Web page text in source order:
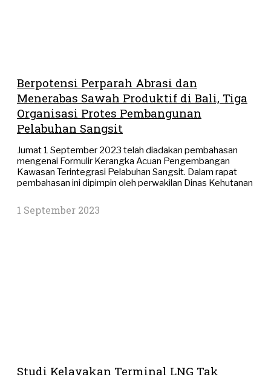
Berpotensi Perparah Abrasi dan
Menerabas Sawah Produktif di Bali, Tiga
Organisasi Protes Pembangunan
Pelabuhan Sangsit
Jumat 1 September 2023 telah diadakan pembahasan
mengenai Formulir Kerangka Acuan Pengembangan
Kawasan Terintegrasi Pelabuhan Sangsit. Dalam rapat
pembahasan ini dipimpin oleh perwakilan Dinas Kehutanan
1 September 2023
Studi Kelayakan Terminal LNG Tak